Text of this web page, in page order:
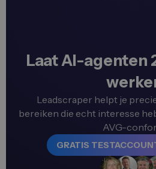
Laat AI-agenten
Leadscraper helpt je
bereiken die echt interesse
AVG-
GRATIS